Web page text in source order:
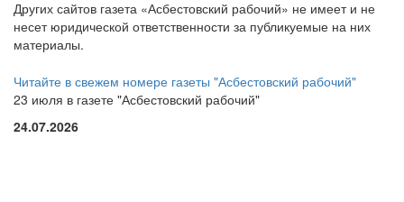
Других сайтов газета «Асбестовский рабочий» не имеет и не
несет юридической ответственности за публикуемые на них
материалы.
Читайте в свежем номере газеты "Асбестовский рабочий"
23 июля в газете "Асбестовский рабочий"
24.07.2026